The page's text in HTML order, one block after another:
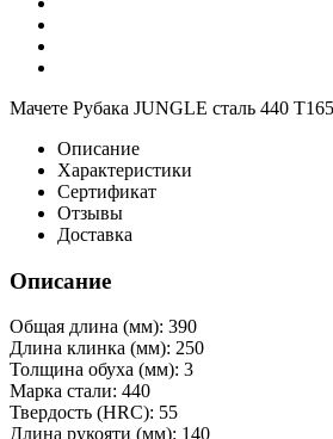
Мачете Рубака JUNGLE сталь 440
Описание
Характеристики
Сертификат
Отзывы
Доставка
Описание
Общая длина (мм): 390
Длина клинка (мм): 250
Толщина обуха (мм): 3
Марка стали: 440
Твердость (HRC): 55
Длина рукояти (мм): 140